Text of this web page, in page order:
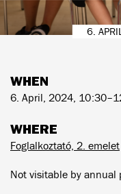
6.
WHEN
6. April, 2024,
WHERE
Foglalkoztató, 2. emelet
Not visitable by annual